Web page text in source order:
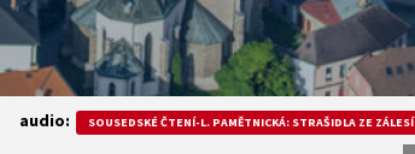
audio: SOUSEDSKÉ ČTENÍ-L. PAMĚTNICKÁ: STRAŠIDLA ZE ZÁLESÍ